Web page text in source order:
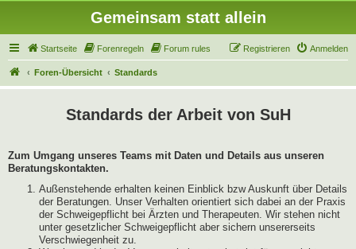
Gemeinsam statt allein
Startseite Forenregeln Forum rules Anmelden
Registrieren
Foren-Übersicht Standards
Standards der Arbeit von SuH
Zum Umgang unseres Teams mit Daten und Details aus unseren
Beratungskontakten.
Außenstehende erhalten keinen Einblick bzw Auskunft über Details
der Beratungen. Unser Verhalten orientiert sich dabei an der Praxis
der Schweigepflicht bei Ärzten und Therapeuten. Wir stehen nicht
unter gesetzlicher Schweigepflicht aber sichern unsererseits
Verschwiegenheit zu.